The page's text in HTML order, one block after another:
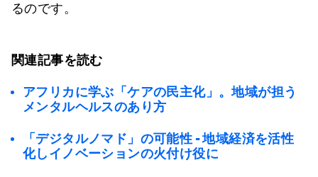
るのです。
関連記事を読む
アフリカに学ぶ「ケアの民主化」。地域が担う
メンタルヘルスのあり方
「デジタルノマド」の可能性 - 地域経済を活性
化しイノベーションの火付け役に